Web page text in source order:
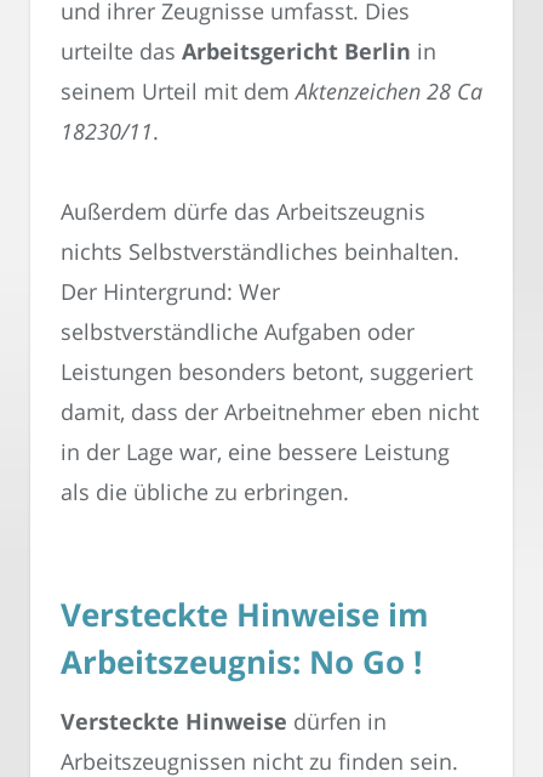
und ihrer Zeugnisse umfasst. Dies
urteilte das Arbeitsgericht Berlin in
seinem Urteil mit demAktenzeichen 28 Ca
18230/11.
Außerdem dürfe das Arbeitszeugnis
nichts Selbstverständliches beinhalten.
Der Hintergrund: Wer
selbstverständliche Aufgaben oder
Leistungen besonders betont, suggeriert
damit, dass der Arbeitnehmer eben nicht
in der Lage war, eine bessere Leistung
als die übliche zu erbringen.
Versteckte Hinweise im
Arbeitszeugnis: No Go !
Versteckte Hinweise dürfen in
Arbeitszeugnissen nicht zu finden sein.